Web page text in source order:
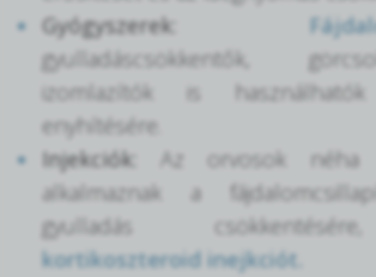
Gyógyszerek:
gyulladáscsökkentők,
izomlazítók is
enyhítésére.
Injekciók:
Az orvosok néha
alkalmaznak a
gyulladás
kortikoszteroid inejkciót.